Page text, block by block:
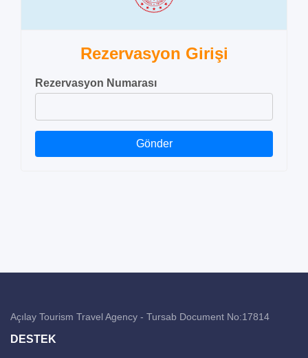
Rezervasyon Girişi
Rezervasyon Numarası
Gönder
Açılay Tourism Travel Agency - Tursab Document No:17814
DESTEK